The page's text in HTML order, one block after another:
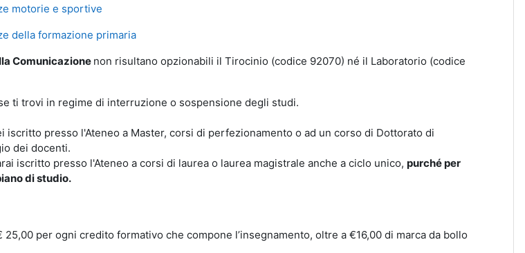
motorie e sportive
della formazione primaria
Comunicazione non risultano opzionabili il Tirocinio (codice 92070) né il Laboratorio (codice
ti trovi in regime di interruzione o sospensione degli studi.
presso l'Ateneo a Master, corsi di perfezionamento o ad un corso di Dottorato di
dei docenti.
iscritto presso l'Ateneo a corsi di laurea o laurea magistrale anche a ciclo unico, purché per
di studio.
per ogni credito formativo che compone l’insegnamento, oltre a €16,00 di marca da bollo